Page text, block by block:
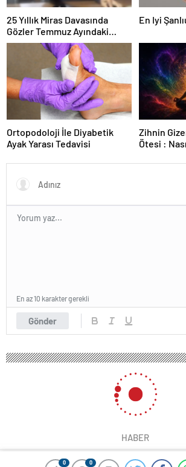
0 0
25 Yıllık Miras Davasında
Gözler Temmuz Ayındaki
Karar Duruşmasına Çevrildi
En Iyi
Ortopodoloji İle Diyabetik
Ayak Yarası Tedavisi
Zihnin
Ötesi :
Gönder
En az 10 karakter gerekli
HABER